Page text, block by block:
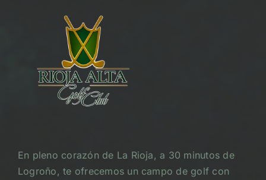
En pleno corazón de La Rioja, a 30 minutos de
Logroño, te ofrecemos un campo de golf con